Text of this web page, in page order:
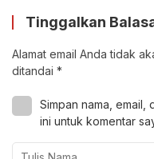
Tinggalkan
Alamat email Anda tidak
ditandai *
Simpan nama, email,
ini untuk komentar